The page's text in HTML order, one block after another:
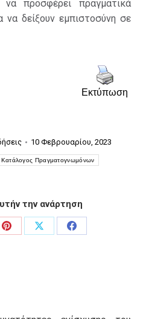
προσφέρει πραγματικά
να δείξουν εμπιστοσύνη σε
Εκτύπωση
10 Φεβρουαρίου, 2023
Κατάλογος Πραγματογνωμόνων
την ανάρτηση
Share
Share
Share